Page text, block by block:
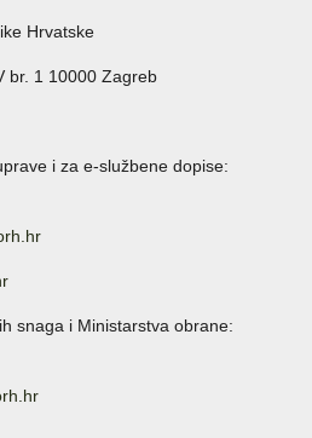
Hrvatske
br. 1 10000 Zagreb
i za e-službene dopise:
snaga i Ministarstva obrane: